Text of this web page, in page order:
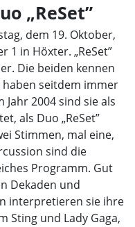
„ReSet”
dem 19. Oktober,
1 in Höxter. „ReSet”
Die beiden kennen
haben seitdem immer
2004 sind sie als
als Duo „ReSet”
Stimmen, mal eine,
sind die
Programm. Gut
Dekaden und
interpretieren sie ihre
Sting und Lady Gaga,